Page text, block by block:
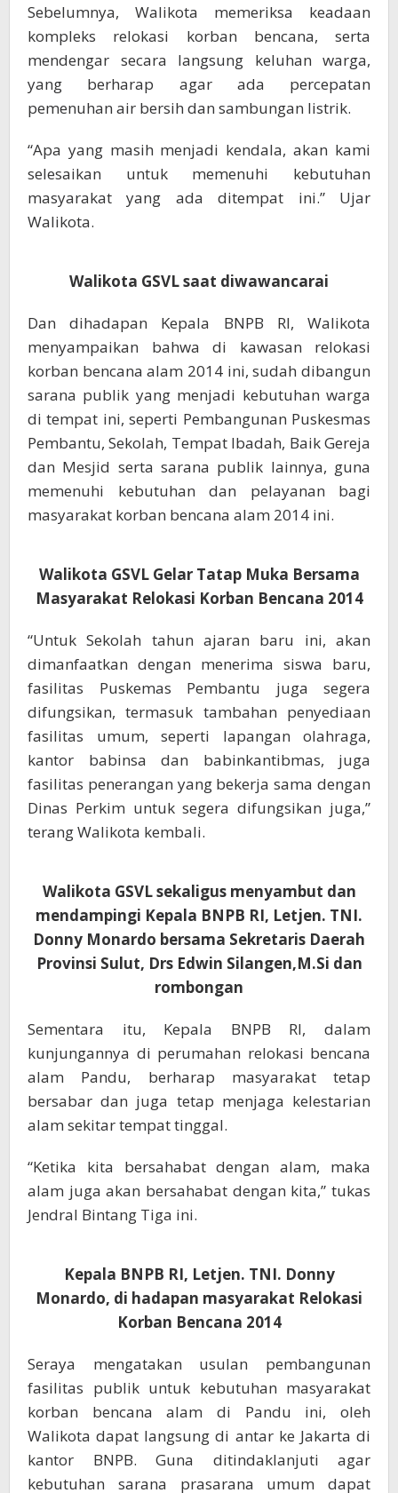
Sebelumnya, Walikota memeriksa keadaan
kompleks relokasi korban bencana, serta
mendengar secara langsung keluhan warga,
yang berharap agar ada percepatan
pemenuhan air bersih dan sambungan listrik.
“Apa yang masih menjadi kendala, akan kami
selesaikan untuk memenuhi kebutuhan
masyarakat yang ada ditempat ini.” Ujar
Walikota.
Walikota GSVL saat diwawancarai
Dan dihadapan Kepala BNPB RI, Walikota
menyampaikan bahwa di kawasan relokasi
korban bencana alam 2014 ini, sudah dibangun
sarana publik yang menjadi kebutuhan warga
di tempat ini, seperti Pembangunan Puskesmas
Pembantu, Sekolah, Tempat Ibadah, Baik Gereja
dan Mesjid serta sarana publik lainnya, guna
memenuhi kebutuhan dan pelayanan bagi
masyarakat korban bencana alam 2014 ini.
Walikota GSVL Gelar Tatap Muka Bersama
Masyarakat Relokasi Korban Bencana 2014
“Untuk Sekolah tahun ajaran baru ini, akan
dimanfaatkan dengan menerima siswa baru,
fasilitas Puskemas Pembantu juga segera
difungsikan, termasuk tambahan penyediaan
fasilitas umum, seperti lapangan olahraga,
kantor babinsa dan babinkantibmas, juga
fasilitas penerangan yang bekerja sama dengan
Dinas Perkim untuk segera difungsikan juga,”
terang Walikota kembali.
Walikota GSVL sekaligus menyambut dan
mendampingi Kepala BNPB RI, Letjen. TNI.
Donny Monardo bersama Sekretaris Daerah
Provinsi Sulut, Drs Edwin Silangen,M.Si dan
rombongan
Sementara itu, Kepala BNPB RI, dalam
kunjungannya di perumahan relokasi bencana
alam Pandu, berharap masyarakat tetap
bersabar dan juga tetap menjaga kelestarian
alam sekitar tempat tinggal.
“Ketika kita bersahabat dengan alam, maka
alam juga akan bersahabat dengan kita,” tukas
Jendral Bintang Tiga ini.
Kepala BNPB RI, Letjen. TNI. Donny
Monardo, di hadapan masyarakat Relokasi
Korban Bencana 2014
Seraya mengatakan usulan pembangunan
fasilitas publik untuk kebutuhan masyarakat
korban bencana alam di Pandu ini, oleh
Walikota dapat langsung di antar ke Jakarta di
kantor BNPB. Guna ditindaklanjuti agar
kebutuhan sarana prasarana umum dapat